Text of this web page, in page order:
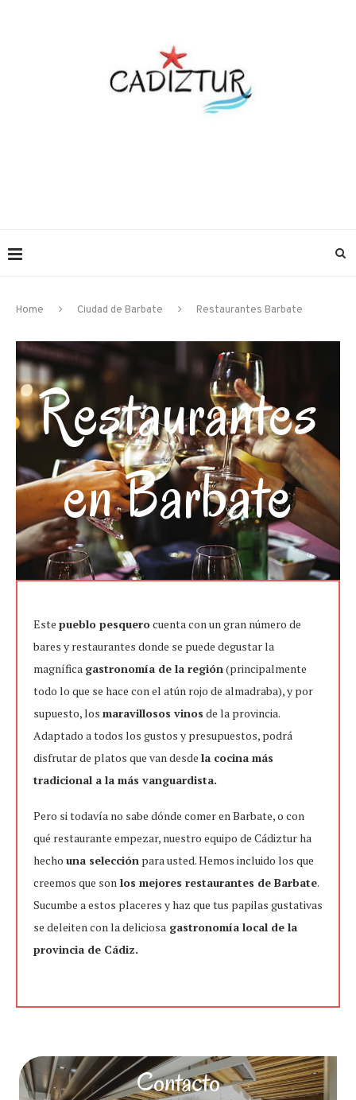
Home Ciudad de Barbate Restaurantes Barbate
Restaurantes
en Barbate
Este pueblo pesquerocuenta con un gran número de
bares y restaurantes donde se puede degustar la
magnífica gastronomía de la región(principalmente
todo lo que se hace con el atún rojo de almadraba), y por
supuesto, los maravillosos vinos de la provincia.
Adaptado a todos los gustos y presupuestos, podrá
disfrutar de platos que van desde la cocina más
tradicional a la más vanguardista.
Pero si todavía no sabe dónde comer en Barbate, o con
qué restaurante empezar, nuestro equipo de Cádiztur ha
hecho una selección para usted. Hemos incluido los que
creemos que son los mejores restaurantes de Barbate.
Sucumbe a estos placeres y haz que tus papilas gustativas
se deleiten con la deliciosa gastronomía local de la
provincia de Cádiz.
Contacto